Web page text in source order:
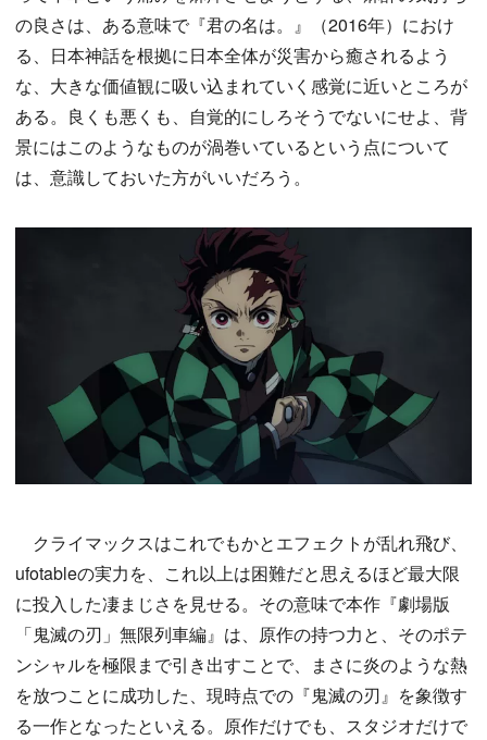
の良さは、ある意味で『君の名は。』（2016年）におけ
る、日本神話を根拠に日本全体が災害から癒されるよう
な、大きな価値観に吸い込まれていく感覚に近いところが
ある。良くも悪くも、自覚的にしろそうでないにせよ、背
景にはこのようなものが渦巻いているという点について
は、意識しておいた方がいいだろう。
クライマックスはこれでもかとエフェクトが乱れ飛び、
ufotableの実力を、これ以上は困難だと思えるほど最大限
に投入した凄まじさを見せる。その意味で本作『劇場版
「鬼滅の刃」無限列車編』は、原作の持つ力と、そのポテ
ンシャルを極限まで引き出すことで、まさに炎のような熱
を放つことに成功した、現時点での『鬼滅の刃』を象徴す
る一作となったといえる。原作だけでも、スタジオだけで